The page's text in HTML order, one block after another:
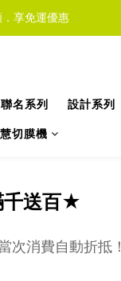
享免運優惠
聯名系列 設計系列
切膜機
送百★
次消費自動折抵！